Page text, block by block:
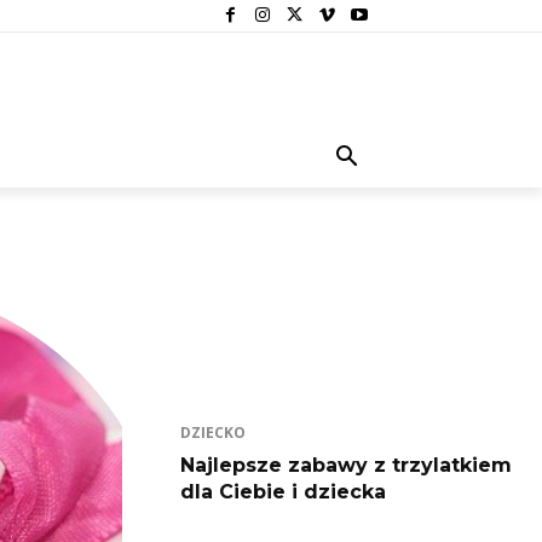
DZIECKO
Najlepsze zabawy z trzylatkiem
dla Ciebie i dziecka